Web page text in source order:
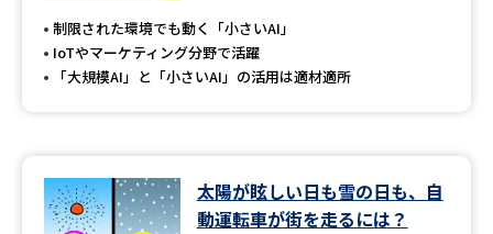
制限された環境でも動く「小さいAI」
IoTやマーケティング分野で活躍
「大規模AI」と「小さいAI」の活用は適材適所
太陽が眩しい日も雪の日も、自
動運転車が街を走るには？